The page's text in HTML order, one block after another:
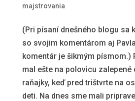
majstrovania
(Pri písaní dnešného blogu sa
so svojim komentárom aj
komentár je šikmým písmom.)
mal ešte na polovicu zalepené
raňajky, keď pred trištvrte na
deti. Na dnes sme mali